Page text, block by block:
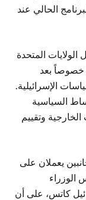
الحالي عند
المتحدة
خصوصاً بعد
الإسرائيلية.
السياسية
وتقييم
يعملان على
الوزراء
كاتس، على أن